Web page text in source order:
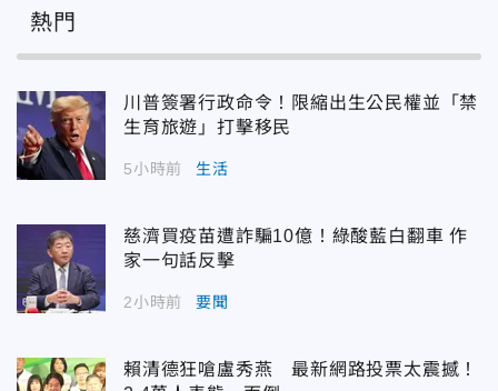
熱門
川普簽署行政命令！限縮出生公民權並「禁
生育旅遊」打擊移民
5小時前 生活
慈濟買疫苗遭詐騙10億！綠酸藍白翻車 作
家一句話反擊
2小時前 要聞
賴清德狂嗆盧秀燕 最新網路投票太震撼！